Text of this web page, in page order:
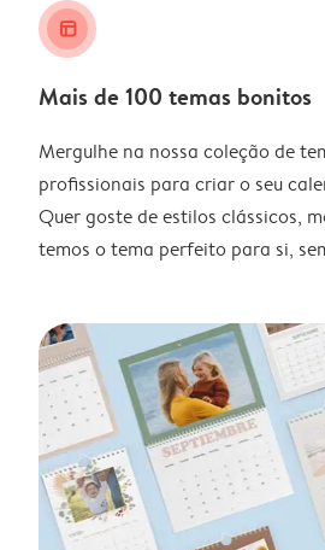
layout_alt
Mais de 100 temas bonitos
Mergulhe na nossa coleção de
profissionais para criar o seu
Quer goste de estilos clássicos,
temos o tema perfeito para si,